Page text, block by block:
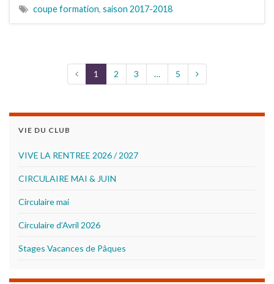
coupe formation, saison 2017-2018
1 2 3 … 5
VIE DU CLUB
VIVE LA RENTREE 2026 / 2027
CIRCULAIRE MAI & JUIN
Circulaire mai
Circulaire d’Avril 2026
Stages Vacances de Pâques